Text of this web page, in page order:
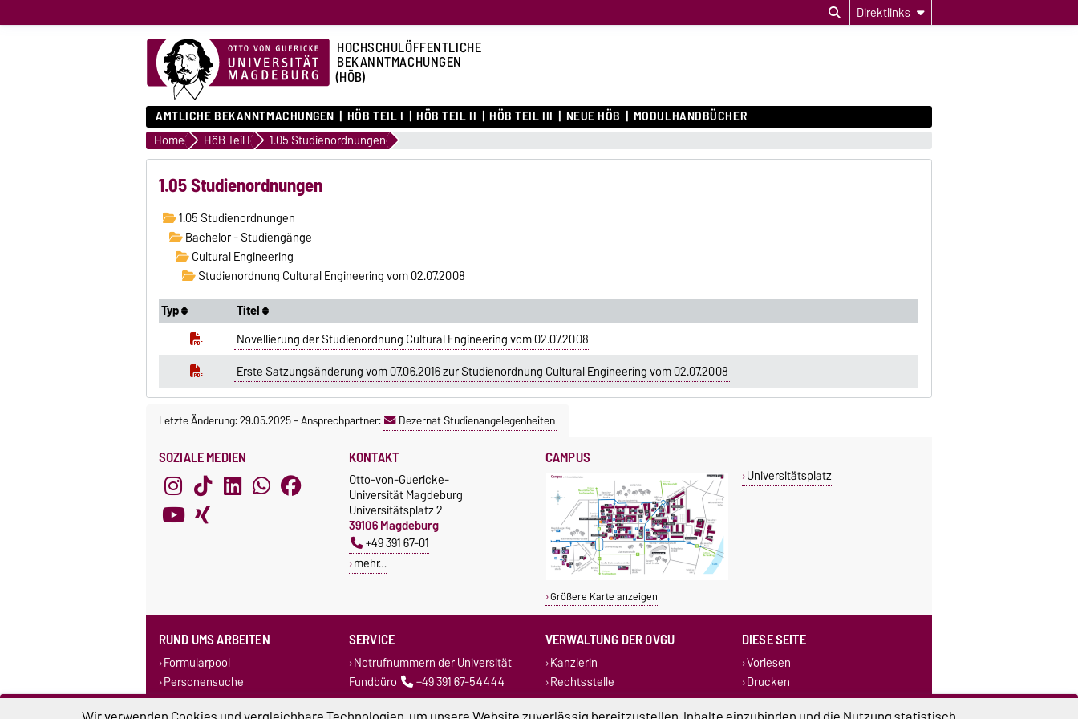
Direktlinks
HOCHSCHULÖFFENTLICHE
BEKANNTMACHUNGEN
(HÖB)
AMTLICHE BEKANNTMACHUNGEN HÖB TEIL I HÖB TEIL II HÖB TEIL III NEUE HÖB MODULHANDBÜCHER
Home HöB Teil I 1.05 Studienordnungen
1.05 Studienordnungen
1.05 Studienordnungen
Bachelor - Studiengänge
Cultural Engineering
Studienordnung Cultural Engineering vom 02.07.2008
Typ
Titel
Novellierung der Studienordnung Cultural Engineering vom 02.07.2008
Erste Satzungsänderung vom 07.06.2016 zur Studienordnung Cultural Engineering vom 02.07.2008
Letzte Änderung: 29.05.2025-Ansprechpartner: Dezernat Studienangelegenheiten
SOZIALE MEDIEN KONTAKT
Otto-von-Guericke-
Universität Magdeburg
Universitätsplatz 2
39106 Magdeburg
+49 391 67-01
mehr…
CAMPUS
Größere Karte anzeigen
Universitätsplatz
RUND UMS ARBEITEN
Formularpool
Personensuche
Corporate Design
SERVICE
Notrufnummern der Universität
Fundbüro
+49 391 67-54444
VERWALTUNG DER OVGU
Kanzlerin
Rechtsstelle
Dezernate
DIESE SEITE
Vorlesen
Drucken